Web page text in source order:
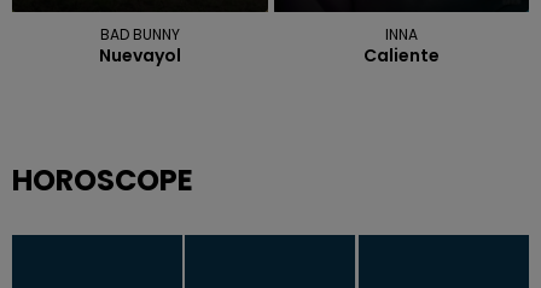
BAD BUNNY
Nuevayol
INNA
Caliente
HOROSCOPE